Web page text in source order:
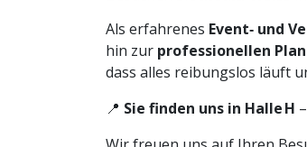
Als erfahrenes Event‑ und
hin zur professionellen
dass alles reibungslos läuft
📍 Sie finden uns in Halle H